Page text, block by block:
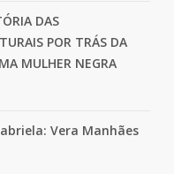
DAS
POR TRÁS DA
MULHER NEGRA
Vera Manhães